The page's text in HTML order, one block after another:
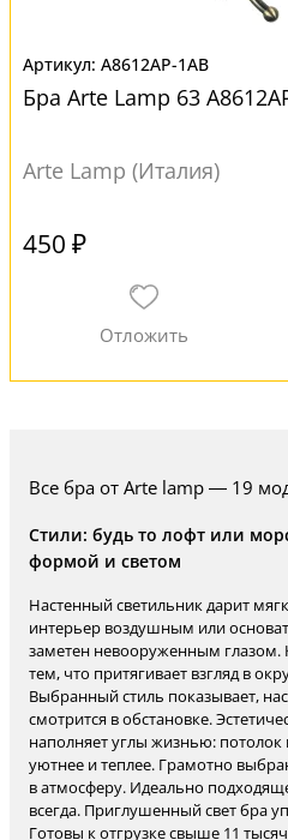
A8612AP-1AB
Бра Arte Lamp 63
Arte Lamp (Италия)
450 ₽
Все бра от Arte lamp — 19
Стили: будь то лофт или
формой и светом
Настенный светильник дарит
интерьер воздушным или
заметен невооруженным глазом.
тем, что притягивает взгляд в
Выбранный стиль показывает,
смотрится в обстановке.
наполняет углы жизнью:
уютнее и теплее. Грамотно
в атмосферу. Идеально
всегда. Приглушенный свет бра
Готовы к отгрузке свыше 11